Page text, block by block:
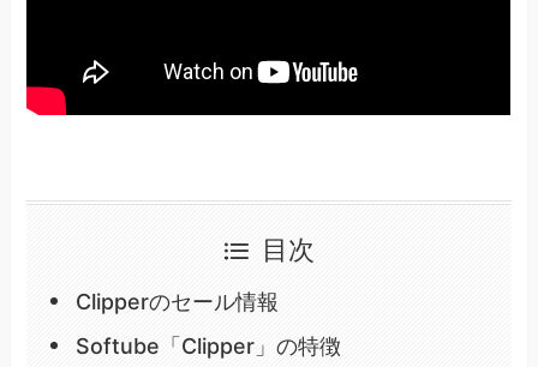
目次
Clipperのセール情報
Softube「Clipper」の特徴